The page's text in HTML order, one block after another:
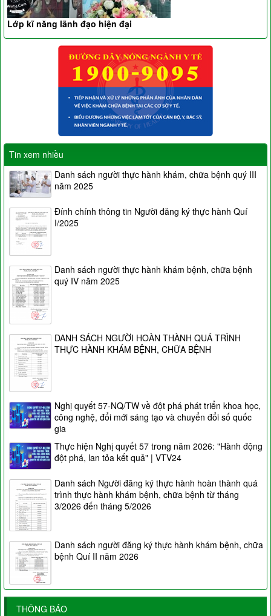
Lớp kĩ năng lãnh đạo hiện đại
Tin xem nhiều
Danh sách người thực hành khám, chữa bệnh quý III
năm 2025
Đính chính thông tin Người đăng ký thực hành Quí
I/2025
Danh sách người thực hành khám bệnh, chữa bệnh
quý IV năm 2025
DANH SÁCH NGƯỜI HOÀN THÀNH QUÁ TRÌNH
THỰC HÀNH KHÁM BỆNH, CHỮA BỆNH
Nghị quyết 57-NQ/TW về đột phá phát triển khoa học,
công nghệ, đổi mới sáng tạo và chuyển đổi số quốc
gia
Thực hiện Nghị quyết 57 trong năm 2026: "Hành động
đột phá, lan tỏa kết quả" | VTV24
Danh sách Người đăng ký thực hành hoàn thành quá
trình thực hành khám bệnh, chữa bệnh từ tháng
3/2026 đến tháng 5/2026
Danh sách người đăng ký thực hành khám bệnh, chữa
bệnh Quí II năm 2026
THÔNG BÁO